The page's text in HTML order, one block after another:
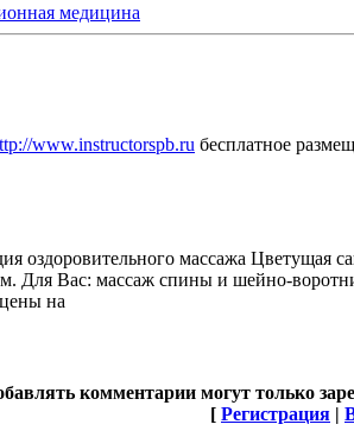
медицина
www.instructorspb.ru бесплатное
оздоровительного массажа Цветущая
Для Вас: массаж спины и шейно-
на
комментарии могут только
[ Регистрация |